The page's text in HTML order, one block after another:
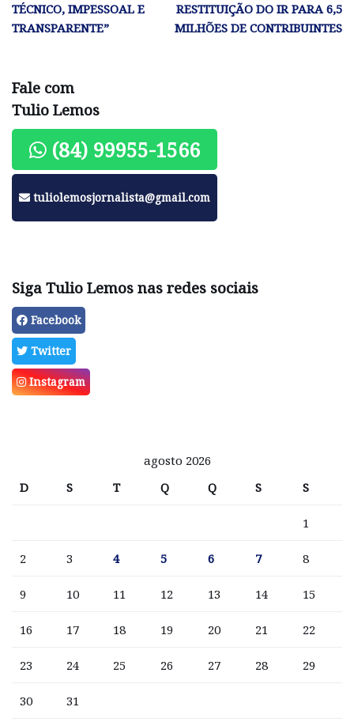
TÉCNICO, IMPESSOAL E
TRANSPARENTE”
RESTITUIÇÃO DO IR PARA 6,5
MILHÕES DE CONTRIBUINTES
Fale com
Tulio Lemos
(84) 99955-1566
tuliolemosjornalista@gmail.com
Siga Tulio Lemos nas redes sociais
Facebook
Twitter
Instagram
agosto 2026
D
S T Q Q S S
1
2 3 4 5 6 7 8
9 10 11 12 13 14 15
16 17 18 19 20 21 22
23 24 25 26 27 28 29
30 31